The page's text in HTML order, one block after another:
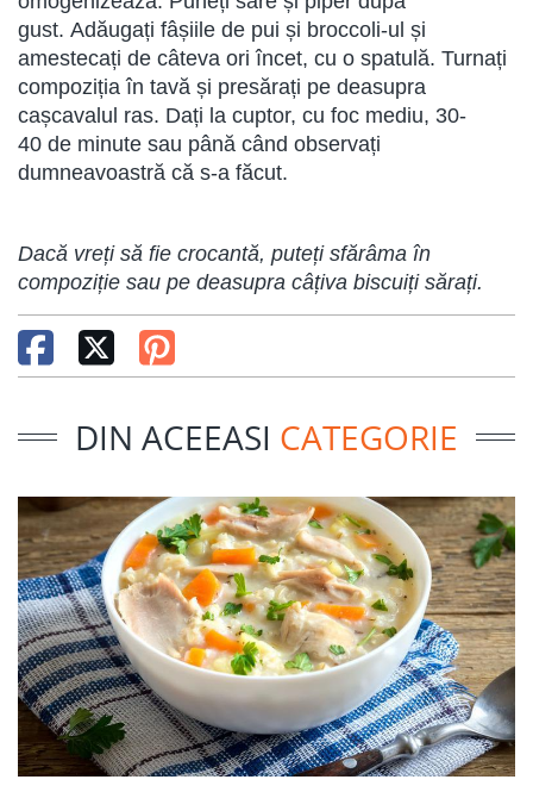
gust. Adăugați fâșiile de pui și broccoli-ul și
amestecați de câteva ori încet, cu o spatulă. Turnați
compoziția în tavă și presărați pe deasupra
cașcavalul ras. Dați la cuptor, cu foc mediu, 30-
40 de minute sau până când observați
dumneavoastră că s-a făcut.
Dacă vreți să fie crocantă, puteți sfărâma în
compoziție sau pe deasupra câțiva biscuiți sărați.
DIN ACEEASI CATEGORIE